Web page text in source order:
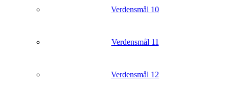
Verdensmål 10
Verdensmål 11
Verdensmål 12